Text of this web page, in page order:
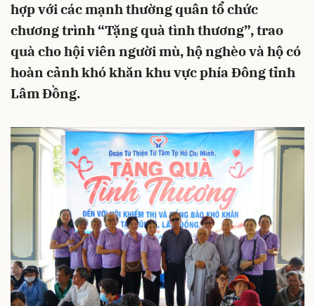
hợp với các mạnh thường quân tổ chức
chương trình “Tặng quà tình thương”, trao
quà cho hội viên người mù, hộ nghèo và hộ có
hoàn cảnh khó khăn khu vực phía Đông tỉnh
Lâm Đồng.
Hủy